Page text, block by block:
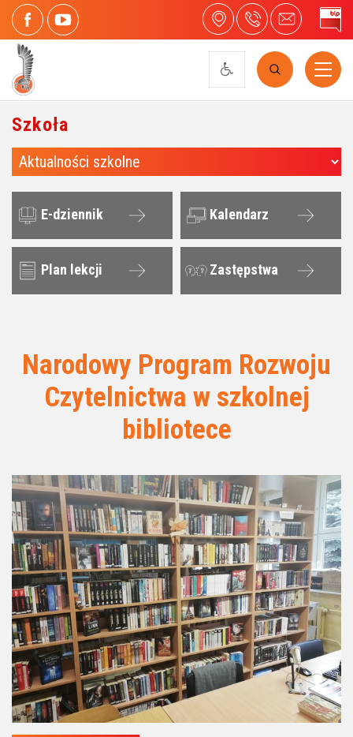
szukaj
Szkoła
E-dziennik Kalendarz
Plan lekcji Zastępstwa
Narodowy Program Rozwoju
Czytelnictwa w szkolnej
bibliotece